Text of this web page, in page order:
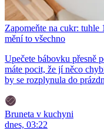
Zapomeňte na cukr: tuhle
mění to všechno
Upečete bábovku přesně
máte pocit, že jí něco
by se rozplynula do
Bruneta v kuchyni
dnes, 03:22